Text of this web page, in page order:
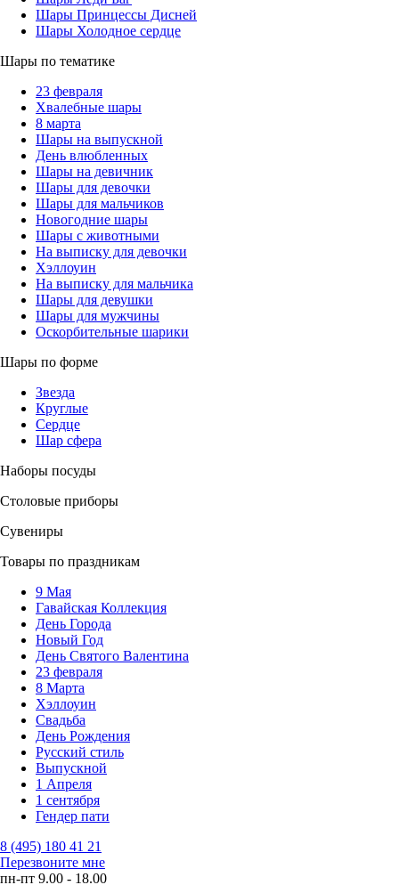
Шары Принцессы Дисней
Шары Холодное сердце
Шары по тематике
23 февраля
Хвалебные шары
8 марта
Шары на выпускной
День влюбленных
Шары на девичник
Шары для девочки
Шары для мальчиков
Новогодние шары
Шары с животными
На выписку для девочки
Хэллоуин
На выписку для мальчика
Шары для девушки
Шары для мужчины
Оскорбительные шарики
Шары по форме
Звезда
Круглые
Сердце
Шар сфера
Наборы посуды
Столовые приборы
Сувениры
Товары по праздникам
9 Мая
Гавайская Коллекция
День Города
Новый Год
День Святого Валентина
23 февраля
8 Марта
Хэллоуин
Свадьба
День Рождения
Русский стиль
Выпускной
1 Апреля
1 сентября
Гендер пати
8 (495) 180 41 21
Перезвоните мне
пн-пт 9.00 - 18.00